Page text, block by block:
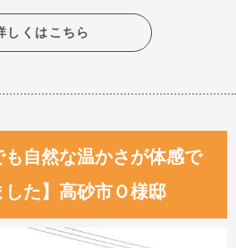
しくはこちら
も自然な温かさが体感で
した】高砂市Ｏ様邸